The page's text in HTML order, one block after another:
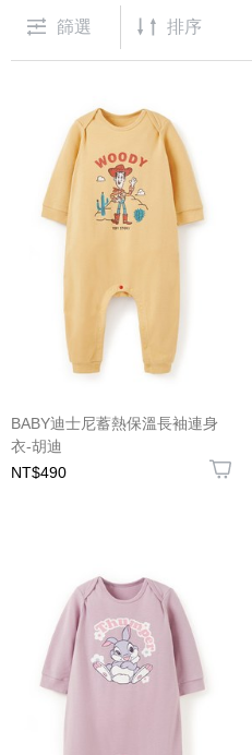
篩選
BABY迪士尼蓄熱保溫長袖連身
衣-胡迪
NT$490